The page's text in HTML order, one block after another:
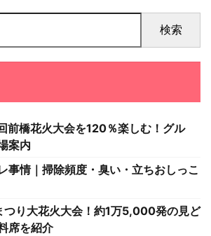
検索
前橋花火大会を120％楽しむ！グル
案内
事情｜掃除頻度・臭い・立ちおしっこ
つり大花火大会！約1万5,000発の見ど
席を紹介